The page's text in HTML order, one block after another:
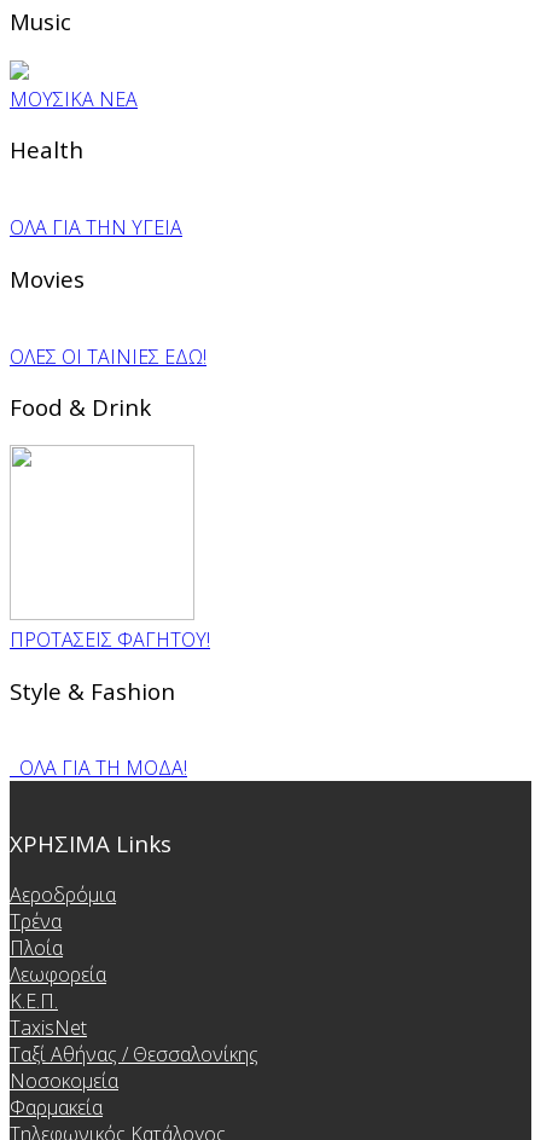
Music
ΜΟΥΣΙΚΑ ΝΕΑ
Health
ΟΛΑ ΓΙΑ ΤΗΝ ΥΓΕΙΑ
Movies
ΟΛΕΣ ΟΙ ΤΑΙΝΙΕΣ ΕΔΩ!
Food & Drink
ΠΡΟΤΑΣΕΙΣ ΦΑΓΗΤΟΥ!
Style & Fashion
ΟΛΑ ΓΙΑ ΤΗ ΜΟΔΑ!
ΧΡΗΣΙΜΑ Links
Αεροδρόμια
Τρένα
Πλοία
Λεωφορεία
Κ.Ε.Π.
TaxisNet
Ταξί Αθήνας / Θεσσαλονίκης
Νοσοκομεία
Φαρμακεία
Τηλεφωνικός Κατάλογος